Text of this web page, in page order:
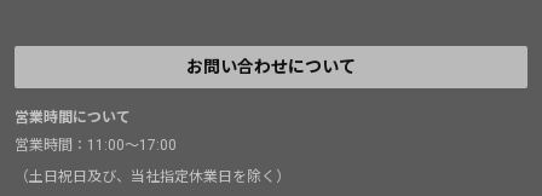
お問い合わせについて
営業時間について
営業時間：11:00～17:00
（土日祝日及び、当社指定休業日を除く）